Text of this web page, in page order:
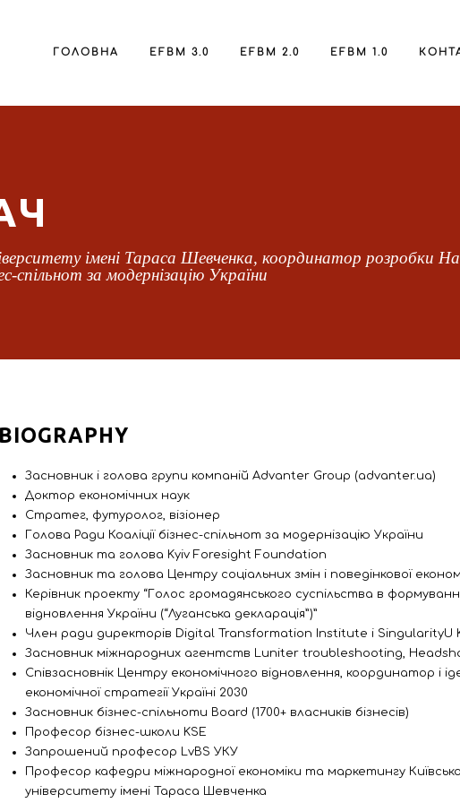
ГОЛОВНА EFBM 3.0 EFBM 2.0 EFBM 1.0
імені Тараса Шевченка, координатор розробки
спільнот за модернізацію України
BIOGRAPHY
Засновник і голова групи компаній Advanter Group (advanter.ua)
Доктор економічних наук
Стратег, футуролог, візіонер
Голова Ради Коаліції бізнес-спільнот за модернізацію України
Засновник та голова Kyiv Foresight Foundation
Засновник та голова Центру соціальних змін і поведінкової
Керівник проекту “Голос громадянського суспільства в
відновлення України (“Луганська декларація”)”
Член ради директорів Digital Transformation Institute і SingularityU
Засновник міжнародних агентств Luniter troubleshooting,
Співзасновнік Центру економічного відновлення, координатор і
економічної стратегії Україні 2030
Засновник бізнес-спільноти Board (1700+ власників бізнесів)
Професор бізнес-школи KSE
Запрошений професор LvBS УКУ
Професор кафедри міжнародної економіки та маркетингу
університету імені Тараса Шевченка